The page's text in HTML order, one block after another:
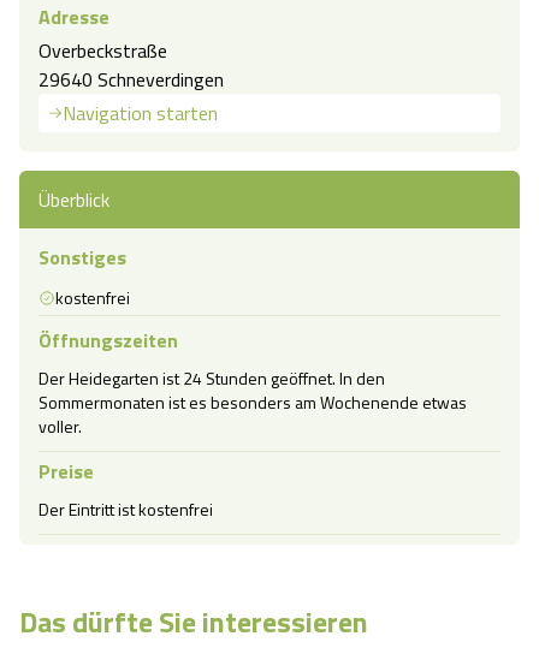
Das dürfte Sie interessieren
Adresse
Overbeckstraße
29640 Schneverdingen
Navigation starten
Überblick
Sonstiges
kostenfrei
Öffnungszeiten
Der Heidegarten ist 24 Stunden geöffnet. In den
Sommermonaten ist es besonders am Wochenende etwas
voller.
Preise
Der Eintritt ist kostenfrei